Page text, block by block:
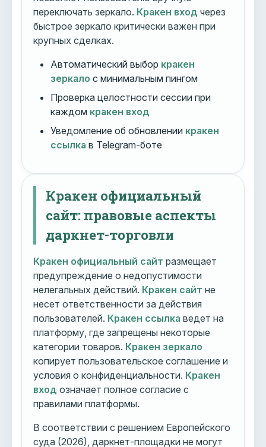
переключать зеркало. Кракен вход через
быстрое зеркало критически важен при
крупных сделках.
Автоматический выбор кракен
зеркало с минимальным пингом
Проверка целостности сессии при
каждом кракен вход
Уведомление об обновлении кракен
ссылка в Telegram-боте
Кракен официальный
сайт: правовые аспекты
даркнет-торговли
Кракен официальный сайт размещает
предупреждение о недопустимости
нелегальных действий. Кракен сайт не
несет ответственности за действия
пользователей. Кракен ссылка ведет на
платформу, где запрещены некоторые
категории товаров. Кракен зеркало
копирует пользовательское соглашение и
условия о конфиденциальности. Кракен
вход означает полное согласие с
правилами платформы.
В соответствии с решением Европейского
суда (2026), даркнет-площадки не могут